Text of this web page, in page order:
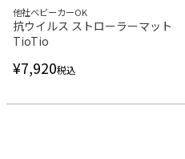
他社ベビーカーOK
抗ウイルス ストローラーマット
TioTio
¥7,920税込